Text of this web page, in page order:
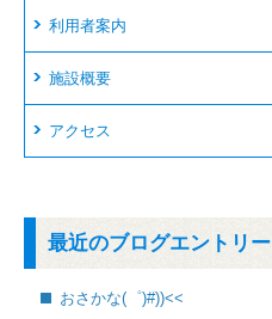
利用者案内
施設概要
アクセス
最近のブログエントリー
おさかな(゜)#))<<